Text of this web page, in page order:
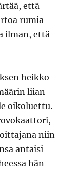
että
rumia
ilman, että
heikko
liian
oikoluettu.
niin
antaisi
hän